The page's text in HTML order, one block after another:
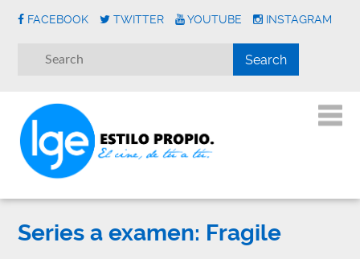
FACEBOOK TWITTER YOUTUBE INSTAGRAM
Series a examen: Fragile